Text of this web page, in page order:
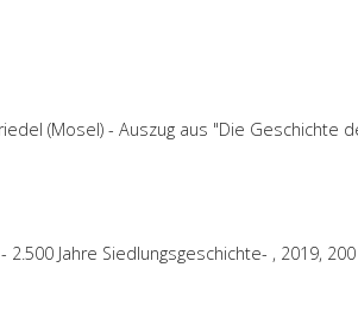
(Mosel) - Auszug aus "Die Geschichte
Jahre Siedlungsgeschichte- , 2019,